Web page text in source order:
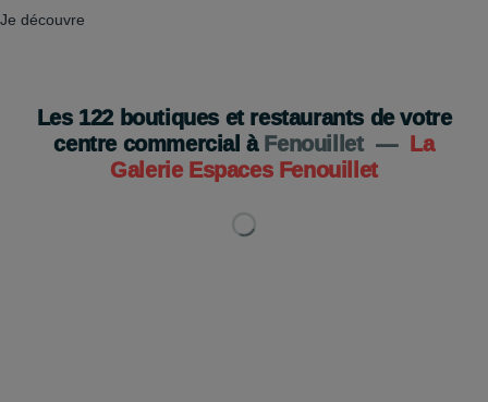
Je découvre
Les 122boutiques et restaurants de votre
centre commercial à Fenouillet —
La
Galerie Espaces Fenouillet